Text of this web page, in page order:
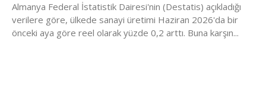
Almanya Federal İstatistik Dairesi'nin (Destatis) açıkladığı
verilere göre, ülkede sanayi üretimi Haziran 2026'da bir
önceki aya göre reel olarak yüzde 0,2 arttı. Buna karşın...